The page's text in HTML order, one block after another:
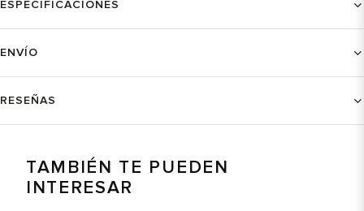
ESPECIFICACIONES
ENVÍO
RESEÑAS
TAMBIÉN TE PUEDEN
INTERESAR